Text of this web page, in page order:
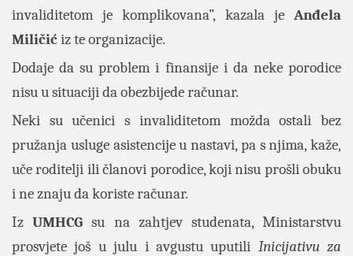
invaliditetom je komplikovana”, kazala je Anđela
Miličićiz te organizacije.
Dodaje da su problem i finansije i da neke porodice
nisu u situaciji da obezbijede računar.
Neki su učenici s invaliditetom možda ostali bez
pružanja usluge asistencije u nastavi, pa s njima, kaže,
uče roditelji ili članovi porodice, koji nisu prošli obuku
i ne znaju da koriste računar.
IzUMHCG su na zahtjev studenata, Ministarstvu
prosvjete još u julu i avgustu uputili Inicijativu za